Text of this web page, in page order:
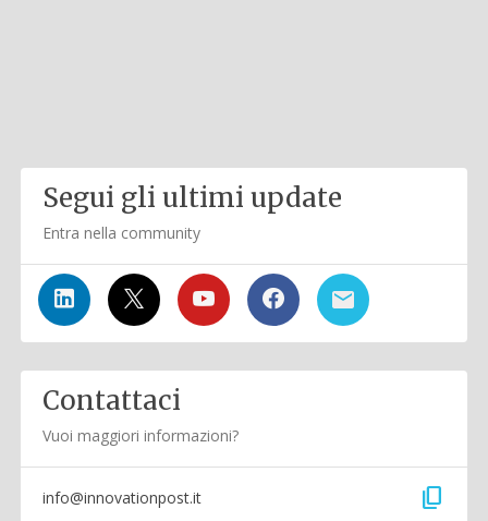
Segui gli ultimi update
Entra nella community
Contattaci
Vuoi maggiori informazioni?
info@innovationpost.it content_copy